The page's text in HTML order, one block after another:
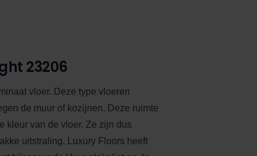
23206
vloer. Deze type vloeren
de muur of kozijnen. Deze ruimte
kleur van de vloer. Ze zijn dus
uitstraling, Luxury Floors heeft